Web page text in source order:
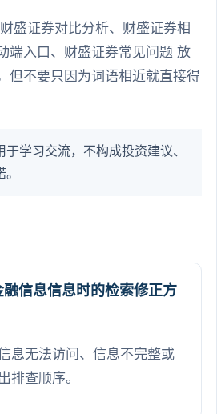
盛证券对比分析、财盛证券相
端入口、财盛证券常见问题 放
但不要只因为词语相近就直接得
学习交流，不构成投资建议、
信息信息时的检索修正方
息无法访问、信息不完整或
排查顺序。